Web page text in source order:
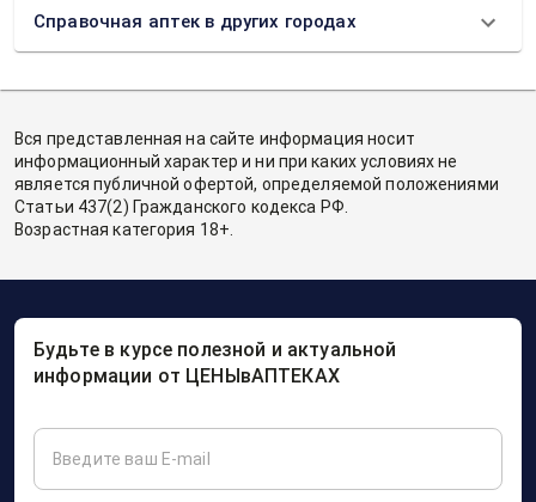
Справочная аптек в других городах
Вся представленная на сайте информация носит
информационный характер и ни при каких условиях не
является публичной офертой, определяемой положениями
Статьи 437(2) Гражданского кодекса РФ.
Возрастная категория 18+.
Будьте в курсе полезной и актуальной
информации от ЦЕНЫвАПТЕКАХ